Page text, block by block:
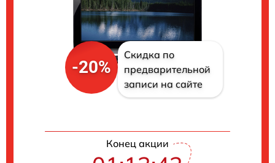
-20%
Скидка по
предварительной
записи на сайте
Конец акции